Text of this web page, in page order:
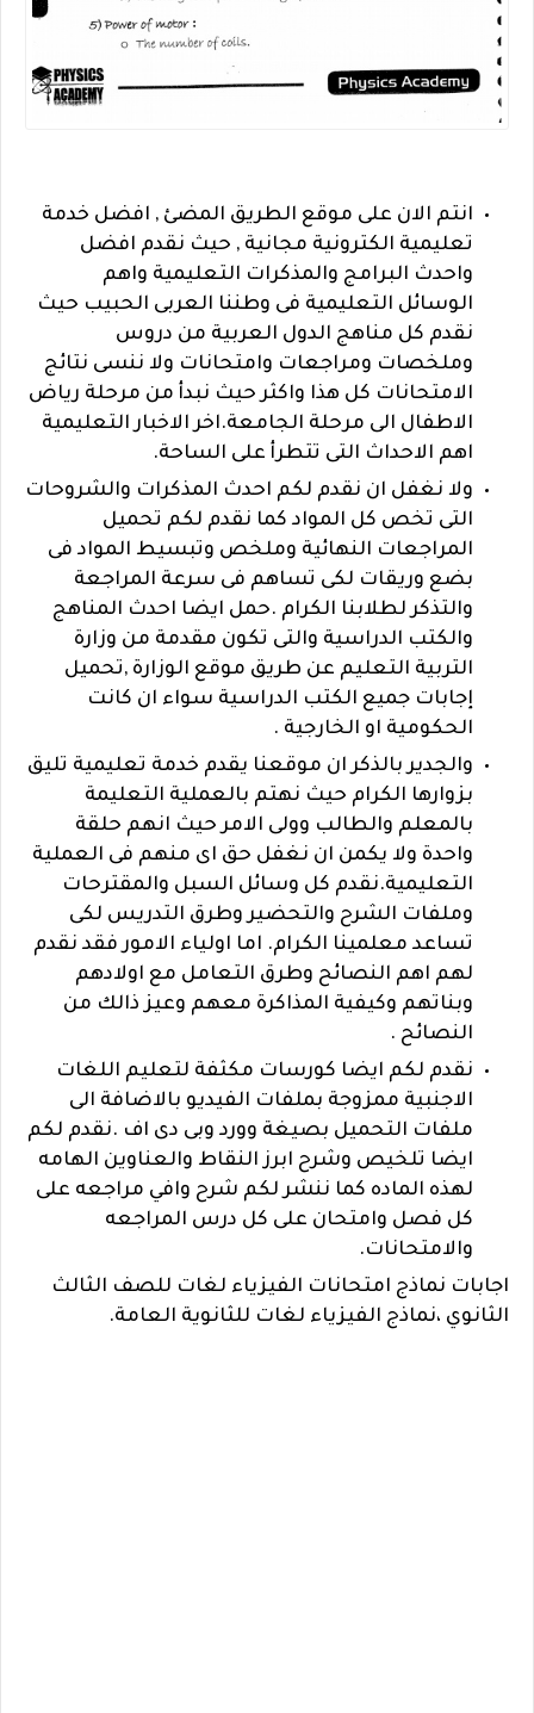
انتم الان على موقع الطريق المضئ , افضل خدمة
تعليمية الكترونية مجانية , حيث نقدم افضل
واحدث البرامج والمذكرات التعليمية واهم
الوسائل التعليمية فى وطننا العربى الحبيب حيث
نقدم كل مناهج الدول العربية من دروس
وملخصات ومراجعات وامتحانات ولا ننسى نتائج
الامتحانات كل هذا واكثر حيث نبدأ من مرحلة رياض
الاطفال الى مرحلة الجامعة.اخر الاخبار التعليمية
اهم الاحداث التى تتطرأ على الساحة.
ولا نغفل ان نقدم لكم احدث المذكرات والشروحات
التى تخص كل المواد كما نقدم لكم تحميل
المراجعات النهائية وملخص وتبسيط المواد فى
بضع وريقات لكى تساهم فى سرعة المراجعة
والتذكر لطلابنا الكرام .حمل ايضا احدث المناهج
والكتب الدراسية والتى تكون مقدمة من وزارة
التربية التعليم عن طريق موقع الوزارة ,تحميل
إجابات جميع الكتب الدراسية سواء ان كانت
الحكومية او الخارجية .
والجدير بالذكر ان موقعنا يقدم خدمة تعليمية تليق
بزوارها الكرام حيث نهتم بالعملية التعليمة
بالمعلم والطالب وولى الامر حيث انهم حلقة
واحدة ولا يكمن ان نغفل حق اى منهم فى العملية
التعليمية.نقدم كل وسائل السبل والمقترحات
وملفات الشرح والتحضير وطرق التدريس لكى
تساعد معلمينا الكرام. اما اولياء الامور فقد نقدم
لهم اهم النصائح وطرق التعامل مع اولادهم
وبناتهم وكيفية المذاكرة معهم وعيز ذالك من
النصائح .
نقدم لكم ايضا كورسات مكثفة لتعليم اللغات
الاجنبية ممزوجة بملفات الفيديو بالاضافة الى
ملفات التحميل بصيغة وورد وبى دى اف .نقدم لكم
ايضا تلخيص وشرح ابرز النقاط والعناوين الهامه
لهذه الماده كما ننشر لكم شرح وافي مراجعه على
كل فصل وامتحان على كل درس المراجعه
والامتحانات.
اجابات نماذج امتحانات الفيزياء لغات للصف الثالث
الثانوي ،نماذج الفيزياء لغات للثانوية العامة.